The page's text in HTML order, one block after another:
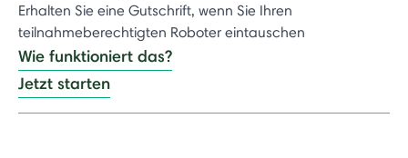
Erhalten Sie eine Gutschrift, wenn Sie Ihren
teilnahmeberechtigten Roboter eintauschen
Wie funktioniert das?
Jetzt starten